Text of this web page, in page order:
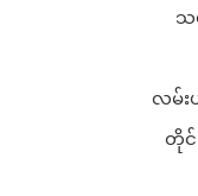
သ
လမ်း
တိုင်